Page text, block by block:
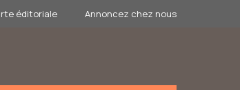
éditoriale Annoncez chez nous